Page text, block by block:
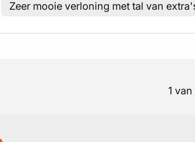
Zeer mooie verloning met tal van
1